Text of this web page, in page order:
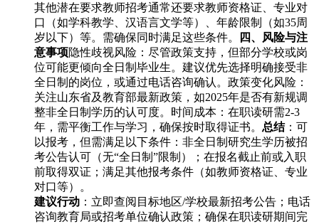
其他潜在要求教师招考通常还要求教师资格证、专业对
口（如学科教学、汉语言文学等）、年龄限制（如35周
岁以下）等。需确保同时满足这些条件。
四、风险与注
意事项隐性歧视风险：尽管政策支持，但部分学校或岗
位可能更倾向全日制毕业生。建议优先选择明确接受非
全日制的岗位，或通过电话咨询确认。政策变化风险：
关注山东省及教育部最新政策，如2025年是否有新规调
整非全日制学历的认可度。时间成本：在职读研需2-3
年，需平衡工作与学习，确保按时取得证书。 总结：可
以报考，但需满足以下条件：非全日制研究生学历被招
考公告认可（无“全日制”限制）；在报名截止前或入职
前取得双证；满足其他报考条件（如教师资格证、专业
对口等）。
建议行动 ：立即查阅目标地区/学校最新招考公告；电话
咨询教育局或招考单位确认政策；确保在职读研期间完